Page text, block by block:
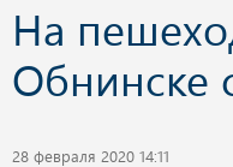
На
Обнинске
28 февраля 2020 14:11